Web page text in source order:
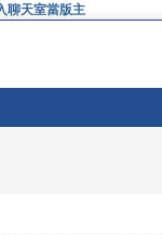
聊天室當版主